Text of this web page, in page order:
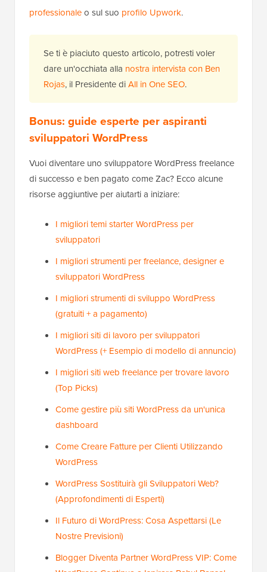
professionaleo sul suo profilo Upwork.
Se ti è piaciuto questo articolo, potresti voler
dare un'occhiata alla nostra intervista con Ben
Rojas, il Presidente diAll in One SEO.
Bonus: guide esperte per aspiranti
sviluppatori WordPress
Vuoi diventare uno sviluppatore WordPress freelance
di successo e ben pagato come Zac? Ecco alcune
risorse aggiuntive per aiutarti a iniziare:
I migliori temi starter WordPress per
sviluppatori
I migliori strumenti per freelance, designer e
sviluppatori WordPress
I migliori strumenti di sviluppo WordPress
(gratuiti + a pagamento)
I migliori siti di lavoro per sviluppatori
WordPress (+ Esempio di modello di annuncio)
I migliori siti web freelance per trovare lavoro
(Top Picks)
Come gestire più siti WordPress da un'unica
dashboard
Come Creare Fatture per Clienti Utilizzando
WordPress
WordPress Sostituirà gli Sviluppatori Web?
(Approfondimenti di Esperti)
Il Futuro di WordPress: Cosa Aspettarsi (Le
Nostre Previsioni)
Blogger Diventa Partner WordPress VIP: Come